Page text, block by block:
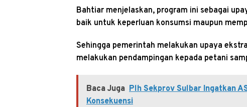
Bahtiar menjelaskan, program ini sebagai
baik untuk keperluan konsumsi maupun
Sehingga pemerintah melakukan upaya
melakukan pendampingan kepada petani
Baca Juga Plh Sekprov Sulbar Ingatkan
Konsekuensi